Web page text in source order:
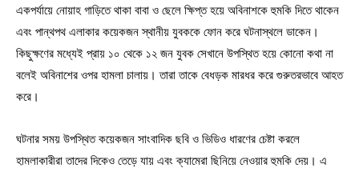
একপর্যায়ে নোয়াহ গাড়িতে থাকা বাবা ও ছেলে ক্ষিপ্ত হয়ে অবিনাশকে হুমকি দিতে থাকেন
এবং পান্থপথ এলাকার কয়েকজন স্থানীয় যুবককে ফোন করে ঘটনাস্থলে ডাকেন।
কিছুক্ষণের মধ্যেই প্রায় ১০ থেকে ১২ জন যুবক সেখানে উপস্থিত হয়ে কোনো কথা না
বলেই অবিনাশের ওপর হামলা চালায়। তারা তাকে বেধড়ক মারধর করে গুরুতরভাবে আহত
করে।
ঘটনার সময় উপস্থিত কয়েকজন সাংবাদিক ছবি ও ভিডিও ধারণের চেষ্টা করলে
হামলাকারীরা তাদের দিকেও তেড়ে যায় এবং ক্যামেরা ছিনিয়ে নেওয়ার হুমকি দেয়। এ